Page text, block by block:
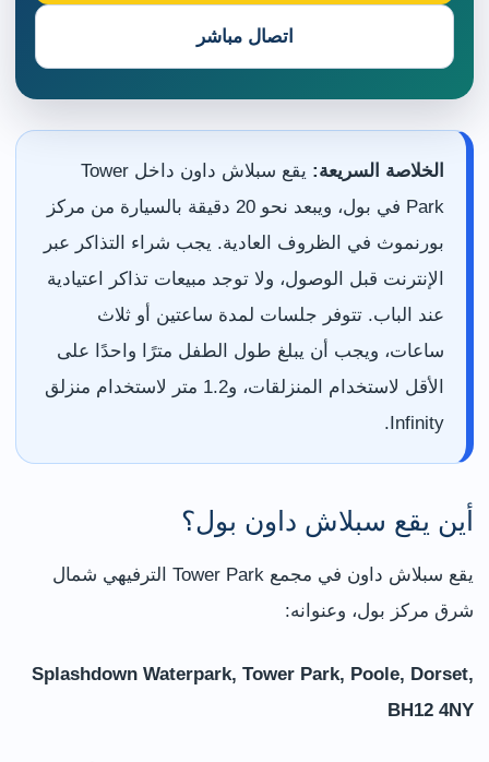
اتصال مباشر
الخلاصة السريعة:
يقع سبلاش داون داخل Tower
Park في بول، ويبعد نحو 20 دقيقة بالسيارة من مركز
بورنموث في الظروف العادية. يجب شراء التذاكر عبر
الإنترنت قبل الوصول، ولا توجد مبيعات تذاكر اعتيادية
عند الباب. تتوفر جلسات لمدة ساعتين أو ثلاث
ساعات، ويجب أن يبلغ طول الطفل مترًا واحدًا على
الأقل لاستخدام المنزلقات، و1.2 متر لاستخدام منزلق
Infinity.
أين يقع سبلاش داون بول؟
يقع سبلاش داون في مجمع Tower Park الترفيهي شمال
شرق مركز بول، وعنوانه:
Splashdown Waterpark, Tower Park, Poole, Dorset,
BH12 4NY